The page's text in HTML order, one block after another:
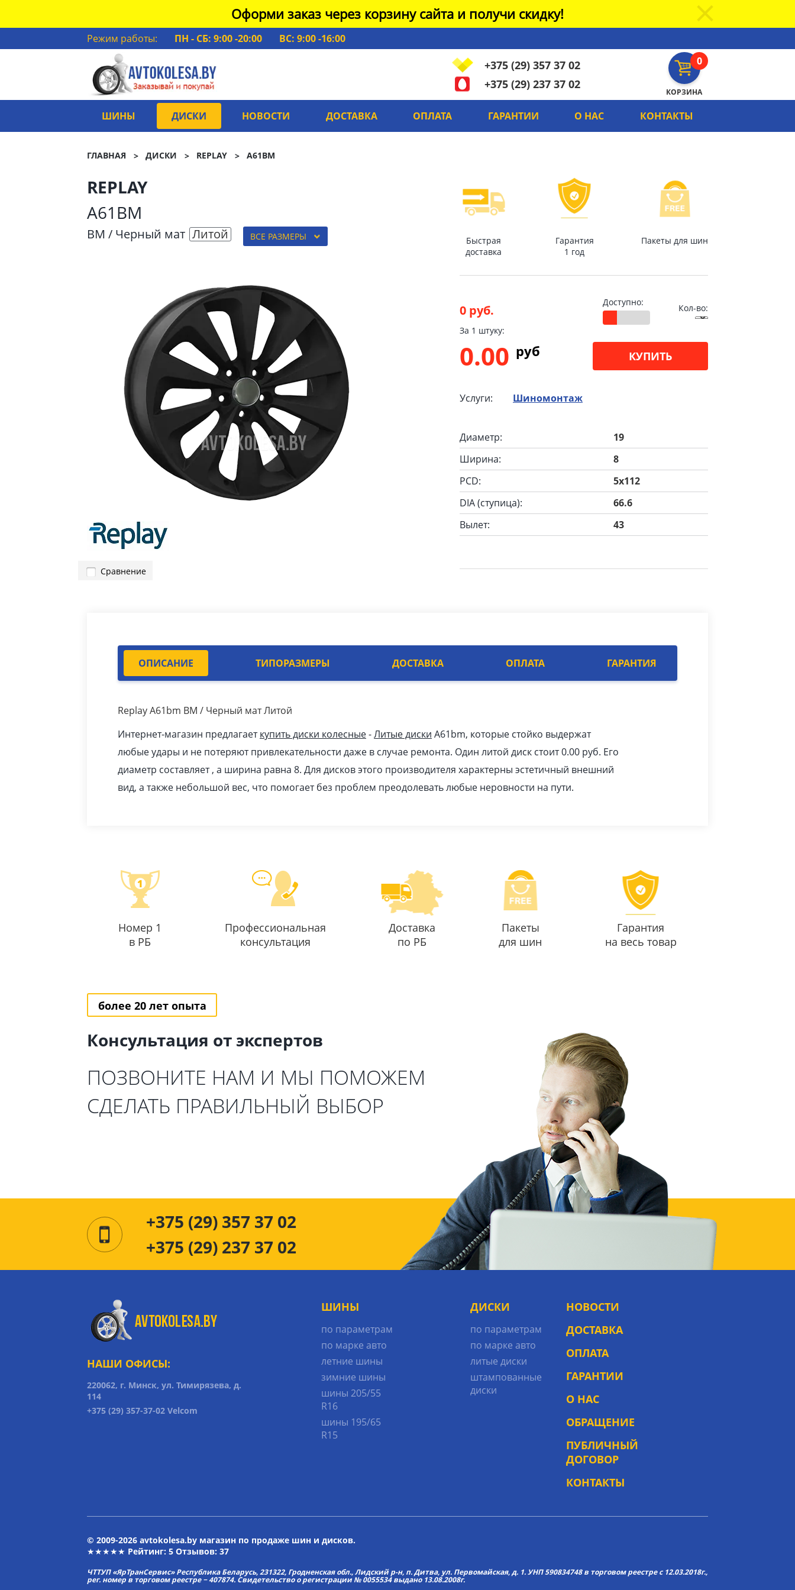
Оформи заказ через корзину сайта и получи скидку!
Режим работы: ПН - СБ: 9:00 -20:00
ВС: 9:00 -16:00
0
КОРЗИНА
+375 (29) 357 37 02
+375 (29) 237 37 02
ШИНЫ ДИСКИ НОВОСТИ ДОСТАВКА ОПЛАТА ГАРАНТИИ О НАС КОНТАКТЫ
ГЛАВНАЯ ДИСКИ REPLAY A61BM
REPLAY
A61BM
BM / Черный мат Литой ВСЕ РАЗМЕРЫ
Сравнение
Быстрая
доставка
Гарантия
1 год
Пакеты для шин
0 руб.
Доступно:
Кол-во:
За 1 штуку:
0.00 pуб КУПИТЬ
Услуги: Шиномонтаж
Диаметр:
19
Ширина:
8
PCD:
5x112
DIA (ступица):
66.6
Вылет:
43
ОПИСАНИЕ ТИПОРАЗМЕРЫ ДОСТАВКА ОПЛАТА ГАРАНТИЯ
Replay A61bm BM / Черный мат Литой
Интернет-магазин предлагаеткупить диски колесные-Литые диски A61bm, которые стойко выдержат
любые удары и не потеряют привлекательности даже в случае ремонта. Один литой диск стоит 0.00 pуб. Его
диаметр составляет , а ширина равна 8. Для дисков этого производителя характерны эстетичный внешний
вид, а также небольшой вес, что помогает без проблем преодолевать любые неровности на пути.
Номер 1
в РБ
Профессиональная
консультация
Доставка
по РБ
Пакеты
для шин
Гарантия
на весь товар
более 20 лет опыта
Консультация от экспертов
ПОЗВОНИТЕ НАМ И МЫ ПОМОЖЕМ
СДЕЛАТЬ ПРАВИЛЬНЫЙ ВЫБОР
+375 (29) 357 37 02
+375 (29) 237 37 02
НАШИ ОФИСЫ:
220062, г. Минск, ул. Тимирязева, д.
114
+375 (29) 357-37-02 Velcom
ШИНЫ
по параметрам
по марке авто
летние шины
зимние шины
шины 205/55
R16
шины 195/65
R15
ДИСКИ
по параметрам
по марке авто
литые диски
штампованные
диски
НОВОСТИ
ДОСТАВКА
ОПЛАТА
ГАРАНТИИ
О НАС
ОБРАЩЕНИЕ
ПУБЛИЧНЫЙ
ДОГОВОР
КОНТАКТЫ
© 2009-2026 avtokolesa.by магазин по продаже шин и дисков.
★★★★★ Рейтинг: 5 Отзывов: 37
ЧТТУП «ЯрТранСервис» Республика Беларусь, 231322, Гродненская обл., Лидский р-н, п. Дитва, ул. Первомайская, д. 1. УНП 590834748 в торговом реестре с 12.03.2018г.,
рег. номер в торговом реестре − 407874. Свидетельство о регистрации № 0055534 выдано 13.08.2008г.